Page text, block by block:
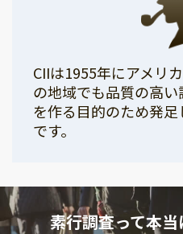
CIIは1955年にアメリ
の地域でも品質の高
を作る目的のため発
です。
素行調査って本当